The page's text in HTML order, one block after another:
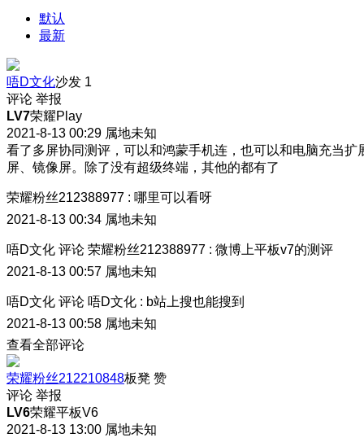
默认
最新
唔D文化沙发 1
评论 举报
LV7荣耀Play
2021-8-13 00:29 属地未知
看了多屏协同测评，可以和鸿蒙手机连，也可以和电脑充当扩
屏、镜像屏。除了没有超级终端，其他的都有了
荣耀粉丝212388977 : 哪里可以看呀
2021-8-13 00:34 属地未知
唔D文化 评论 荣耀粉丝212388977 : 微博上平板v7的测评
2021-8-13 00:57 属地未知
唔D文化 评论 唔D文化 : b站上搜也能搜到
2021-8-13 00:58 属地未知
查看全部评论
荣耀粉丝212210848板凳 赞
评论 举报
LV6荣耀平板V6
2021-8-13 13:00 属地未知